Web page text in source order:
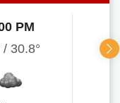
PM
/ 30.8°